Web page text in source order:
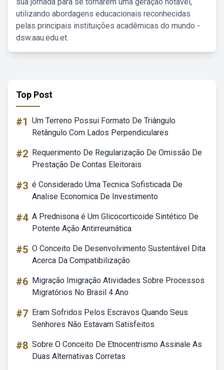
utilizando abordagens educacionais reconhecidas
pelas principais instituições acadêmicas do mundo -
dsw.aau.edu.et.
Top Post
#1 Um Terreno Possui Formato De Triângulo
Retângulo Com Lados Perpendiculares
#2 Requerimento De Regularização De Omissão De
Prestação De Contas Eleitorais
#3 é Considerado Uma Tecnica Sofisticada De
Analise Economica De Investimento
#4 A Prednisona é Um Glicocorticoide Sintético De
Potente Ação Antirreumática
#5 O Conceito De Desenvolvimento Sustentável Dita
Acerca Da Compatibilização
#6 Migração Imigração Atividades Sobre Processos
Migratórios No Brasil 4 Ano
#7 Eram Sofridos Pelos Escravos Quando Seus
Senhores Não Estavam Satisfeitos
#8 Sobre O Conceito De Etnocentrismo Assinale As
Duas Alternativas Corretas